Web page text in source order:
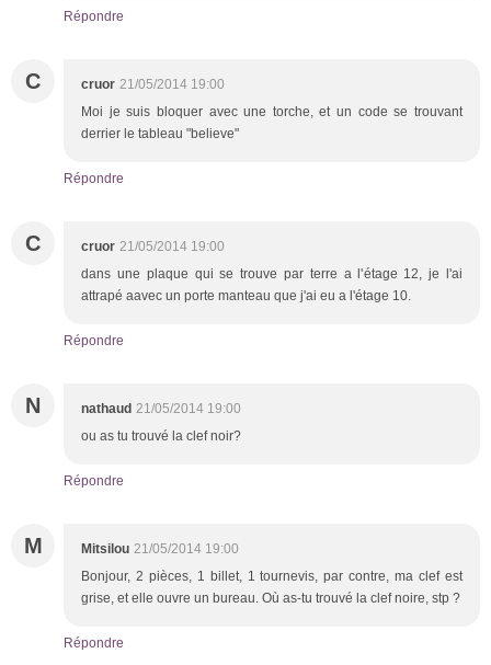
Répondre
C cruor 21/05/2014 19:00
Moi je suis bloquer avec une torche, et un code se trouvant
derrier le tableau "believe"
Répondre
C cruor 21/05/2014 19:00
dans une plaque qui se trouve par terre a l'étage 12, je l'ai
attrapé aavec un porte manteau que j'ai eu a l'étage 10.
Répondre
N nathaud 21/05/2014 19:00
ou as tu trouvé la clef noir?
Répondre
M Mitsilou 21/05/2014 19:00
Bonjour, 2 pièces, 1 billet, 1 tournevis, par contre, ma clef est
grise, et elle ouvre un bureau. Où as-tu trouvé la clef noire, stp ?
Répondre